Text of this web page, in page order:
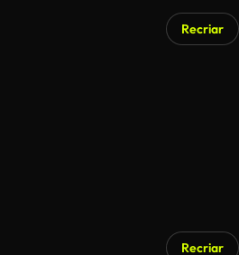
Recriar
Recriar